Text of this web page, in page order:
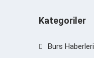
Kategoriler
Burs Haberleri